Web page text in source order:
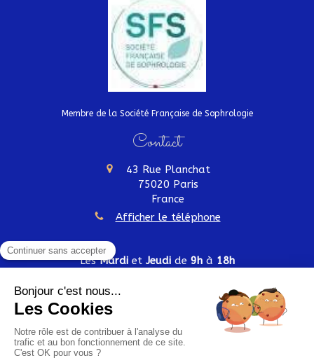
Membre de la Société Française de Sophrologie
Contact
43 Rue Planchat
75020 Paris
France
Afficher le téléphone
LesMardiet Jeudide 9hà 18h
Mentions légales